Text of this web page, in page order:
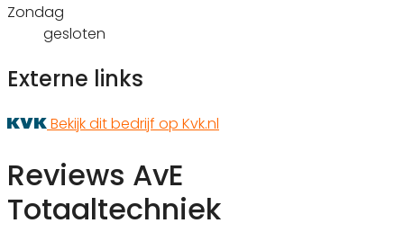
Zondag
gesloten
Externe links
Bekijk dit bedrijf op Kvk.nl
Reviews AvE
Totaaltechniek